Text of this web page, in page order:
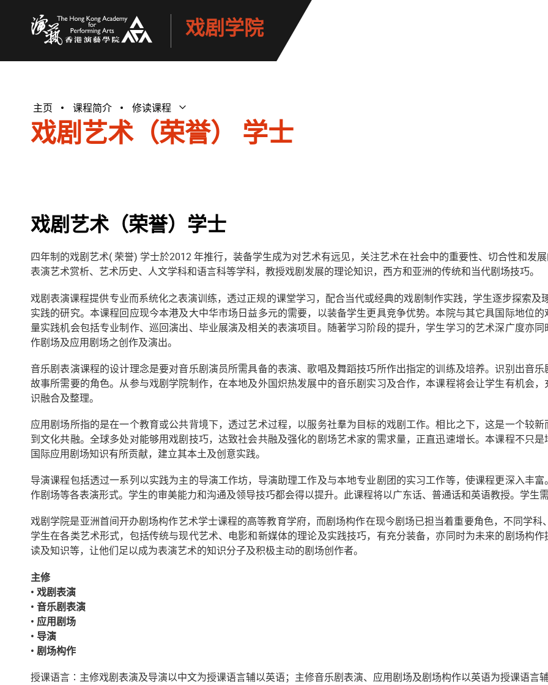
戏剧学院
主页 课程简介 修读课程 打开子菜单
关闭子菜单
戏剧艺术（荣誉） 学士
戏剧艺术（荣誉）学士
四年制的戏剧艺术( 荣誉) 学士於2012 年推行，装备学生成为对艺术有远见，关注艺术在社会中的重要性、切合性和发
表演艺术赏析、艺术历史、人文学科和语言科等学科，教授戏剧发展的理论知识，西方和亚洲的传统和当代剧场技巧。
戏剧表演课程提供专业而系统化之表演训练，透过正规的课堂学习，配合当代或经典的戏剧制作实践，学生逐步探索
实践的研究。本课程回应现今本港及大中华市场日益多元的需要，以装备学生更具竞争优势。本院与其它具国际地位
量实践机会包括专业制作、巡回演出、毕业展演及相关的表演项目。随著学习阶段的提升，学生学习的艺术深广度亦
作剧场及应用剧场之创作及演出。
音乐剧表演课程的设计理念是要对音乐剧演员所需具备的表演、歌唱及舞蹈技巧所作出指定的训练及培养。识别出音
故事所需要的角色。从参与戏剧学院制作，在本地及外国炽热发展中的音乐剧实习及合作，本课程将会让学生有机会
识融合及整理。
应用剧场所指的是在一个教育或公共背境下，透过艺术过程，以服务社羣为目标的戏剧工作。相比之下，这是一个较
到文化共融。全球多处对能够用戏剧技巧，达致社会共融及强化的剧场艺术家的需求量，正直迅速增长。本课程不只
国际应用剧场知识有所贡献，建立其本土及创意实践。
导演课程包括透过一系列以实践为主的导演工作坊，导演助理工作及与本地专业剧团的实习工作等，使课程更深入丰
作剧场等各表演形式。学生的审美能力和沟通及领导技巧都会得以提升。此课程将以广东话、普通话和英语教授。学生
戏剧学院是亚洲首间开办剧场构作艺术学士课程的高等教育学府，而剧场构作在现今剧场已担当着重要角色，不同学
学生在各类艺术形式，包括传统与现代艺术、电影和新媒体的理论及实践技巧，有充分装备，亦同时为未来的剧场构
读及知识等，让他们足以成为表演艺术的知识分子及积极主动的剧场创作者。
主修
• 戏剧表演
• 音乐剧表演
• 应用剧场
• 导演
• 剧场构作
授课语言∶主修戏剧表演及导演以中文为授课语言辅以英语；主修音乐剧表演、应用剧场及剧场构作以英语为授课语言辅